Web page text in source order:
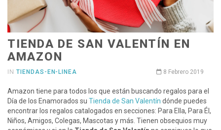
TIENDA DE SAN VALENTÍN EN
AMAZON
IN TIENDAS-EN-LINEA 8 Febrero 2019
Amazon tiene para todos los que están buscando regalos para el
Día de los Enamorados su Tienda de San Valentín dónde puedes
encontrar los regalos catalogados en secciones: Para Ella, Para Él,
Niños, Amigos, Colegas, Mascotas y más. Tienen obsequios muy